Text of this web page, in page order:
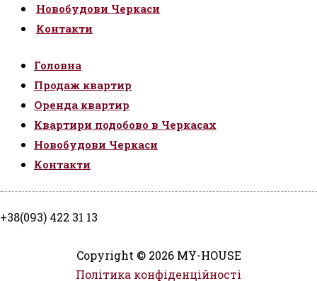
Новобудови Черкаси
Контакти
Головна
Продаж квартир
Оренда квартир
Квартири подобово в Черкасах
Новобудови Черкаси
Контакти
+38(093) 422 31 13
Copyright © 2026 MY-HOUSE
Політика конфіденційності